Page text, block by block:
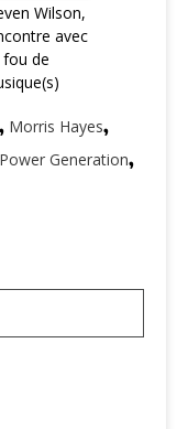
Wilson,
avec
fou de
, Morris Hayes,
Generation,